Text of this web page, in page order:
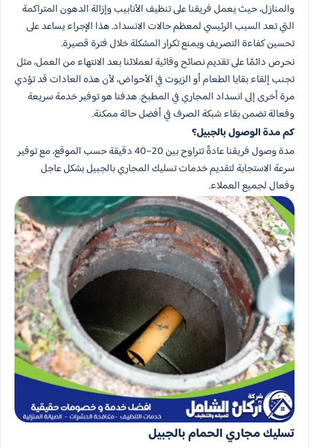
والمنازل، حيث يعمل فريقنا على تنظيف الأنابيب وإزالة الدهون المتراكمة
التي تعد السبب الرئيسي لمعظم حالات الانسداد. هذا الإجراء يساعد على
تحسين كفاءة التصريف ويمنع تكرار المشكلة خلال فترة قصيرة.
نحرص دائمًا على تقديم نصائح وقائية لعملائنا بعد الانتهاء من العمل، مثل
تجنب إلقاء بقايا الطعام أو الزيوت في الأحواض، لأن هذه العادات قد تؤدي
مرة أخرى إلى انسداد المجاري في المطبخ. هدفنا هو توفير خدمة سريعة
وفعالة تضمن بقاء شبكة الصرف في أفضل حالة ممكنة.
كم مدة الوصول بالجبيل؟
مدة وصول فريقنا عادةً تتراوح بين 20–40 دقيقة حسب الموقع، مع توفير
سرعة الاستجابة لتقديم خدمات تسليك المجاري بالجبيل بشكل عاجل
وفعال لجميع العملاء.
تسليك مجاري الحمام بالجبيل